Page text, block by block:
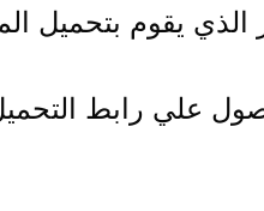
يقوم بتحميل
علي رابط